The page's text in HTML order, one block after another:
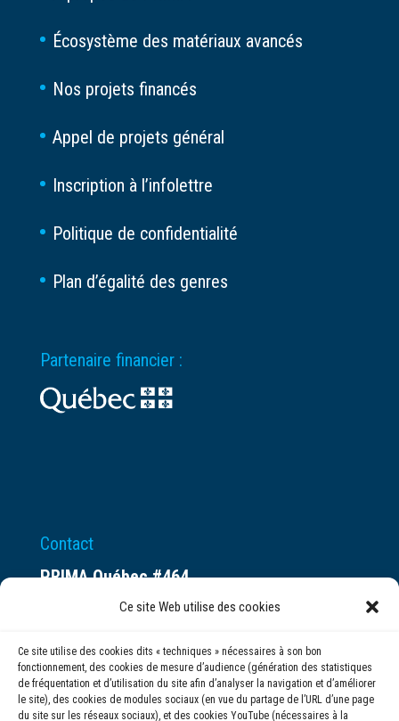
Ce site Web utilise des cookies
Ce site utilise des cookies dits « techniques » nécessaires à son bon
fonctionnement, des cookies de mesure d’audience (génération des statistiques
de fréquentation et d’utilisation du site afin d’analyser la navigation et d’améliorer
le site), des cookies de modules sociaux (en vue du partage de l’URL d’une page
du site sur les réseaux sociaux), et des cookies YouTube (nécessaires à la
Écosystème des matériaux avancés
Nos projets financés
Appel de projets général
Inscription à l’infolettre
Politique de confidentialité
Plan d’égalité des genres
Partenaire financier :
Contact
PRIMA Québec #464
Espace ax.c
Montréal (QC) H3C 0B4
(514) 284-0211